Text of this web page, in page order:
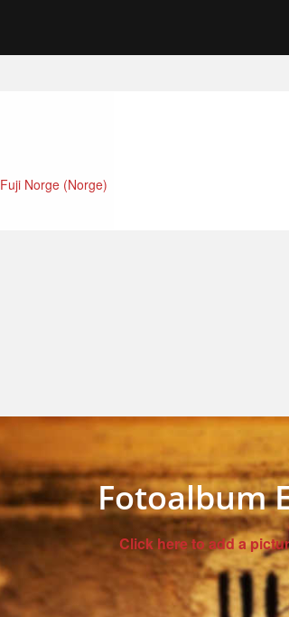
Fuji Norge (Norge)
Fotoalbum
Click here to add a